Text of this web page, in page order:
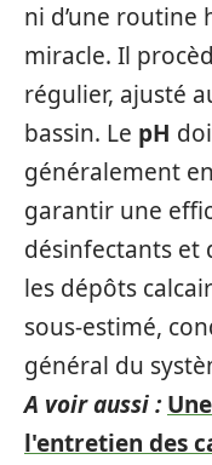
ni d’une routine
miracle. Il
régulier, ajusté
bassin. Le pH
généralement
garantir une
désinfectants et
les dépôts
sous-estimé,
général du
A voir aussi :
l'entretien des